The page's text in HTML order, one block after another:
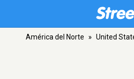
América del Norte » United